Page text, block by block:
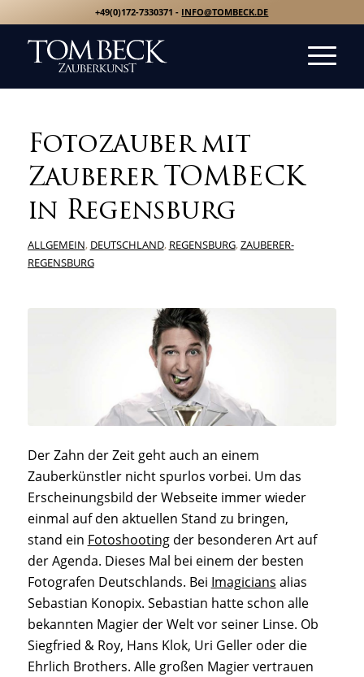
+49(0)172-7330371 - INFO@TOMBECK.DE
Fotozauber mit
Zauberer TOMBECK
in Regensburg
ALLGEMEIN, DEUTSCHLAND, REGENSBURG,ZAUBERER-
REGENSBURG
Der Zahn der Zeit geht auch an einem
Zauberkünstler nicht spurlos vorbei. Um das
Erscheinungsbild der Webseite immer wieder
einmal auf den aktuellen Stand zu bringen,
stand ein Fotoshootingder besonderen Art auf
der Agenda. Dieses Mal bei einem der besten
Fotografen Deutschlands. Bei Imagicians alias
Sebastian Konopix. Sebastian hatte schon alle
bekannten Magier der Welt vor seiner Linse. Ob
Siegfried & Roy, Hans Klok, Uri Geller oder die
Ehrlich Brothers. Alle großen Magier vertrauen